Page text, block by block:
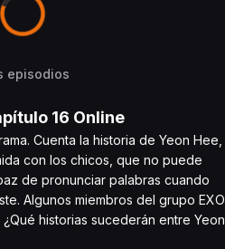
episodios
16 Online
Cuenta la historia de Yeon Hee,
con los chicos, que no puede
de pronunciar palabras cuando
Algunos miembros del grupo EXO
historias sucederán entre Yeon